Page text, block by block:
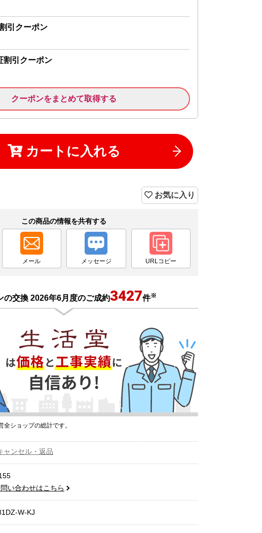
引クーポン
割引クーポン
クーポンをまとめて取得する
カートに入れる
お気に入り
この商品の情報を共有する
メール メッセージ URLコピー
の交換 2026年6月度のご成約3427件※
ショップの総計です。
ャンセル・返品
い合わせはこちら
W-KJ